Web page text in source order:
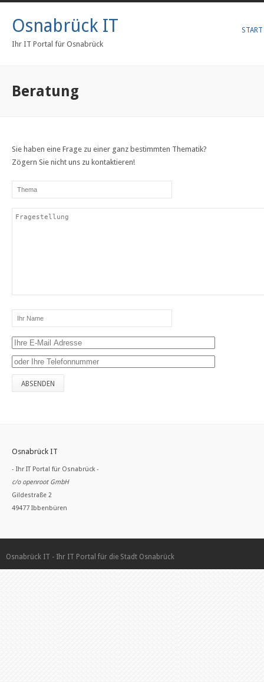
Osnabrück IT
Ihr IT Portal für Osnabrück
START
Beratung
Sie haben eine Frage zu einer ganz bestimmten Thematik?
Zögern Sie nicht uns zu kontaktieren!
Osnabrück IT
- Ihr IT Portal für Osnabrück -
c/o openroot GmbH
Gildestraße 2
49477 Ibbenbüren
Osnabrück IT - Ihr IT Portal für die Stadt Osnabrück